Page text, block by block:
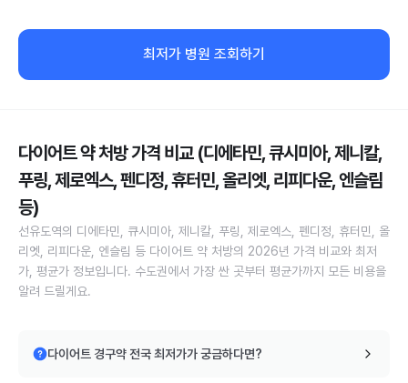
최저가 병원 조회하기
다이어트 약 처방 가격 비교 (디에타민, 큐시미아, 제니칼,
푸링, 제로엑스, 펜디정, 휴터민, 올리엣, 리피다운, 엔슬림
등)
선유도역의 디에타민, 큐시미아, 제니칼, 푸링, 제로엑스, 펜디정, 휴터민, 올
리엣, 리피다운, 엔슬림 등 다이어트 약 처방의 2026년 가격 비교와 최저
가, 평균가 정보입니다. 수도권에서 가장 싼 곳부터 평균가까지 모든 비용을
알려 드릴게요.
다이어트 경구약 전국 최저가가 궁금하다면?